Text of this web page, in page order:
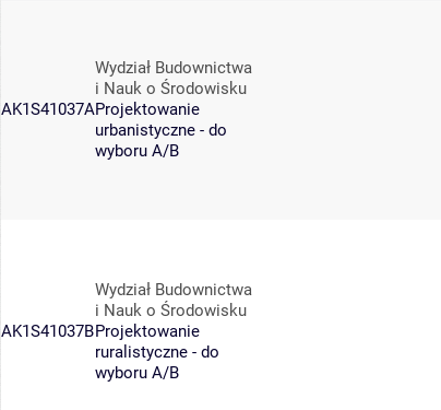
AK1S41037A
Wydział Budownictwa
i Nauk o Środowisku
Projektowanie
urbanistyczne - do
wyboru A/B
AK1S41037B
Wydział Budownictwa
i Nauk o Środowisku
Projektowanie
ruralistyczne - do
wyboru A/B